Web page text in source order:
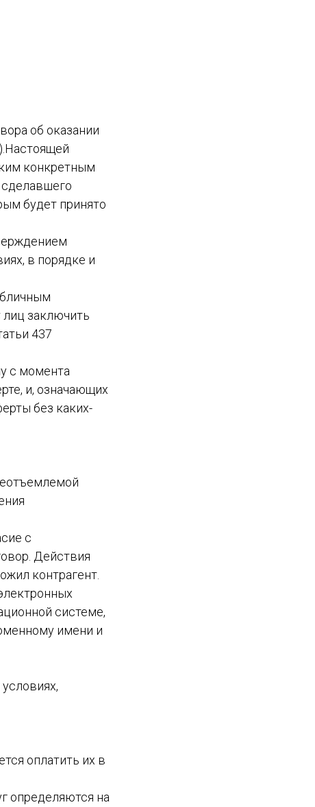
об оказании
конкретным
будет принято
в порядке и
заключить
437
с момента
и, означающих
без каких-
с
Действия
контрагент.
системе,
имени и
оплатить их в
определяются на